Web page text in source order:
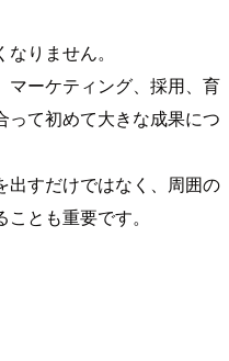
りません。
マーケティング、採用、育
って初めて大きな成果につ
出すだけではなく、周囲の
とも重要です。